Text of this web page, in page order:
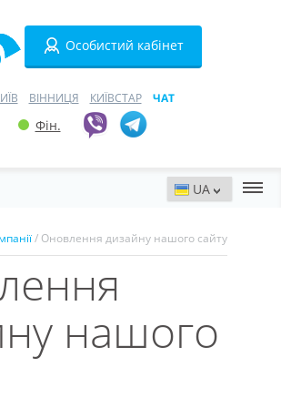
Особистий кабінет
ВІННИЦЯ КИЇВСТАР ЧАТ
Фін.
/ Оновлення дизайну нашого сайту
нашого